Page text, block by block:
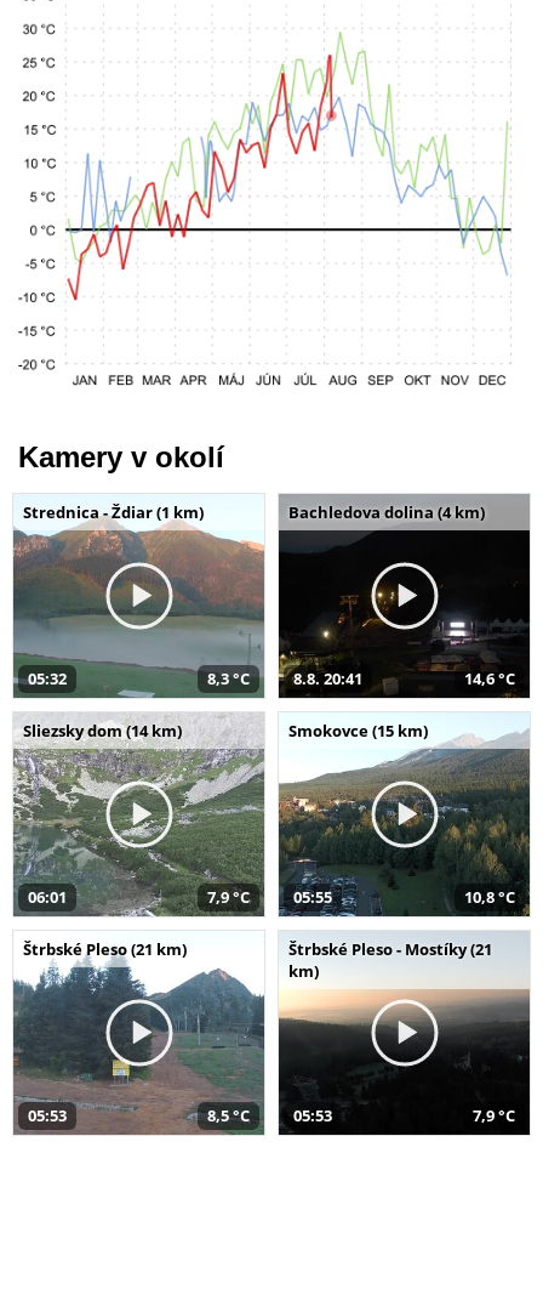
Kamery v okolí
Strednica - Ždiar (1 km)
05:32 8,3 °C
Bachledova dolina (4 km)
8.8. 20:41 14,6 °C
Sliezsky dom (14 km)
06:01 7,9 °C
Smokovce (15 km)
05:55 10,8 °C
Štrbské Pleso (21 km)
05:53 8,5 °C
Štrbské Pleso - Mostíky (21
km)
05:53 7,9 °C